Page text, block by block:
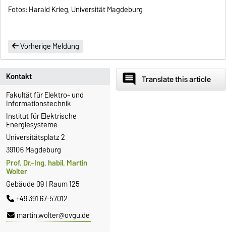
Fotos: Harald Krieg, Universität Magdeburg
Vorherige Meldung
Kontakt
Fakultät für Elektro- und
Informationstechnik
Institut für Elektrische
Energiesysteme
Universitätsplatz 2
39106 Magdeburg
Prof. Dr.-Ing. habil. Martin
Wolter
Gebäude 09 | Raum 125
+49 391 67-57012
martin.wolter@ovgu.de
comment Translate this article